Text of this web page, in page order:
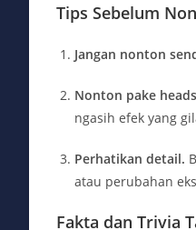
Tips Sebelum
Jangan nonton
Nonton pake
ngasih efek yang
Perhatikan detail.
atau perubahan
Fakta dan Trivia